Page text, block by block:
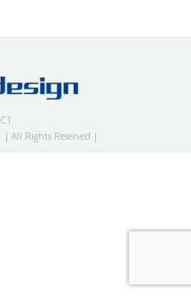
All Rights Reserved |